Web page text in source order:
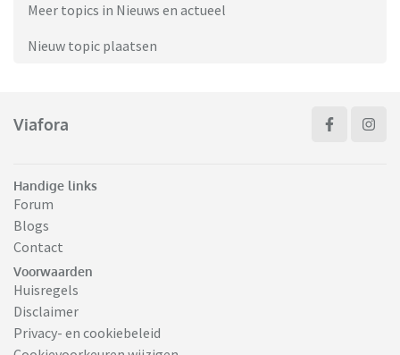
Meer topics in Nieuws en actueel
Nieuw topic plaatsen
Viafora
Handige links
Forum
Blogs
Contact
Voorwaarden
Huisregels
Disclaimer
Privacy- en cookiebeleid